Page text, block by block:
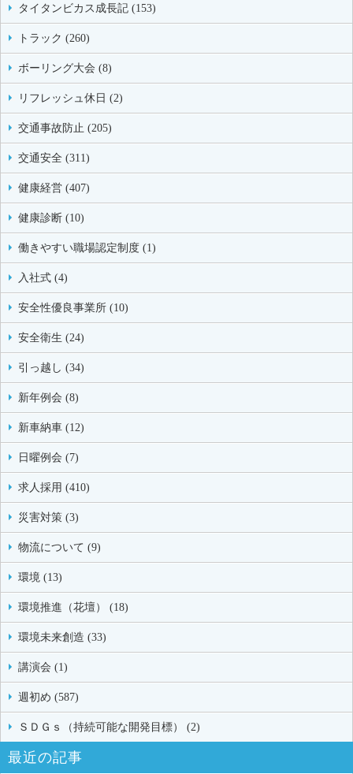
タイタンビカス成長記 (153)
トラック (260)
ボーリング大会 (8)
リフレッシュ休日 (2)
交通事故防止 (205)
交通安全 (311)
健康経営 (407)
健康診断 (10)
働きやすい職場認定制度 (1)
入社式 (4)
安全性優良事業所 (10)
安全衛生 (24)
引っ越し (34)
新年例会 (8)
新車納車 (12)
日曜例会 (7)
求人採用 (410)
災害対策 (3)
物流について (9)
環境 (13)
環境推進（花壇） (18)
環境未来創造 (33)
講演会 (1)
週初め (587)
ＳＤＧｓ（持続可能な開発目標） (2)
最近の記事